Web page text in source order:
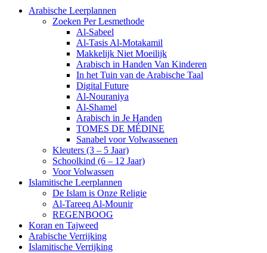
Arabische Leerplannen
Zoeken Per Lesmethode
Al-Sabeel
Al-Tasis Al-Motakamil
Makkelijk Niet Moeilijk
Arabisch in Handen Van Kinderen
In het Tuin van de Arabische Taal
Digital Future
Al-Nouraniya
Al-Shamel
Arabisch in Je Handen
TOMES DE MÉDINE
Sanabel voor Volwassenen
Kleuters (3 – 5 Jaar)
Schoolkind (6 – 12 Jaar)
Voor Volwassen
Islamitische Leerplannen
De Islam is Onze Religie
Al-Tareeq Al-Mounir
REGENBOOG
Koran en Tajweed
Arabische Verrijking
Islamitische Verrijking